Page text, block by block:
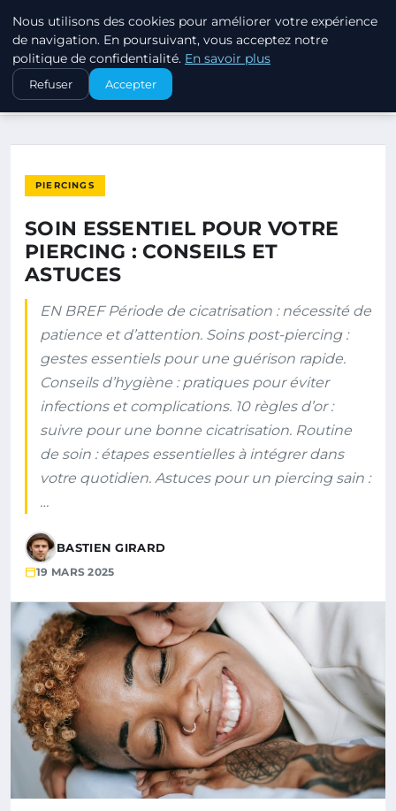
PIERCINGS ET PLUGS
ACCUEIL
PIERCINGS
SOIN ESSENTIEL POUR VOTRE PIERCING : CONSEILS ET ASTUCES
PIERCINGS
SOIN ESSENTIEL POUR VOTRE
PIERCING : CONSEILS ET
ASTUCES
EN BREF Période de cicatrisation : nécessité de
patience et d’attention. Soins post-piercing :
gestes essentiels pour une guérison rapide.
Conseils d’hygiène : pratiques pour éviter
infections et complications. 10 règles d’or :
suivre pour une bonne cicatrisation. Routine
de soin : étapes essentielles à intégrer dans
votre quotidien. Astuces pour un piercing sain :
…
BASTIEN GIRARD
19 MARS 2025
Nous utilisons des cookies pour améliorer votre expérience
de navigation. En poursuivant, vous acceptez notre
politique de confidentialité. En savoir plus
Refuser Accepter